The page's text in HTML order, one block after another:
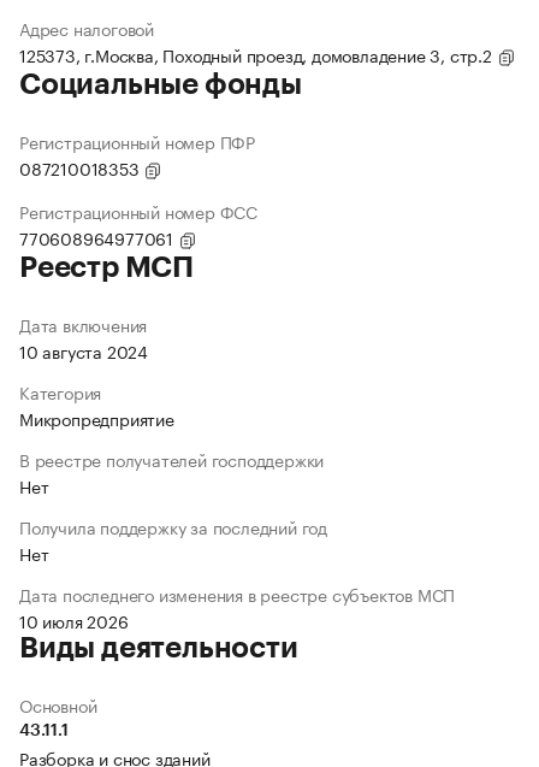
Адрес налоговой
125373, г.Москва, Походный проезд, домовладение 3, стр.2
Социальные фонды
Регистрационный номер ПФР
087210018353
Регистрационный номер ФСС
770608964977061
Реестр МСП
Дата включения
10 августа 2024
Категория
Микропредприятие
В реестре получателей господдержки
Нет
Получила поддержку за последний год
Нет
Дата последнего изменения в реестре субъектов МСП
10 июля 2026
Виды деятельности
Основной
43.11.1
Разборка и снос зданий